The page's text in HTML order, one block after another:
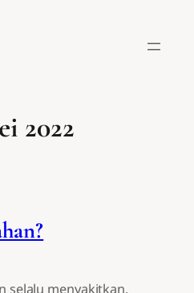
2022
selalu menyakitkan,